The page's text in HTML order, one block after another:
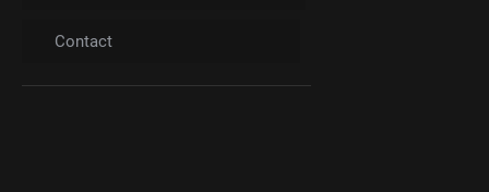
Contact